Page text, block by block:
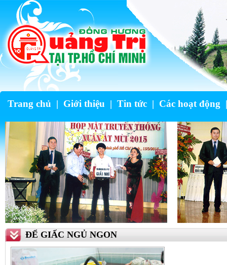
Trang chủ | Giới thiệu | Tin tức | Các hoạt động |
ĐỂ GIẤC NGỦ NGON